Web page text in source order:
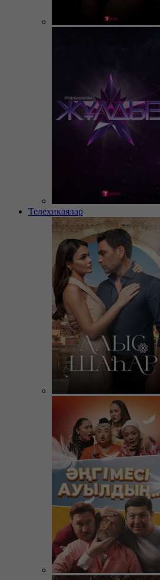
Телехикаялар